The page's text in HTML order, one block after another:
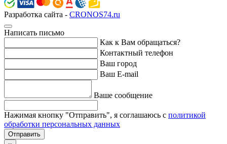
Разработка сайта - CRONOS74.ru
Написать письмо
Как к Вам обращаться?
Контактный телефон
Ваш город
Ваш E-mail
Ваше сообщение
Нажимая кнопку "Отправить", я соглашаюсь с политикой
обработки персональных данных
Отправить